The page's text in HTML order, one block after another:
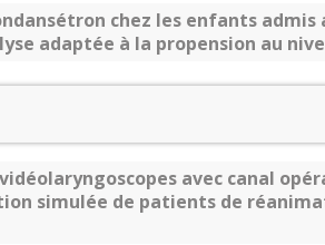
chez les enfants admis
adaptée à la propension au
avec canal
simulée de patients de